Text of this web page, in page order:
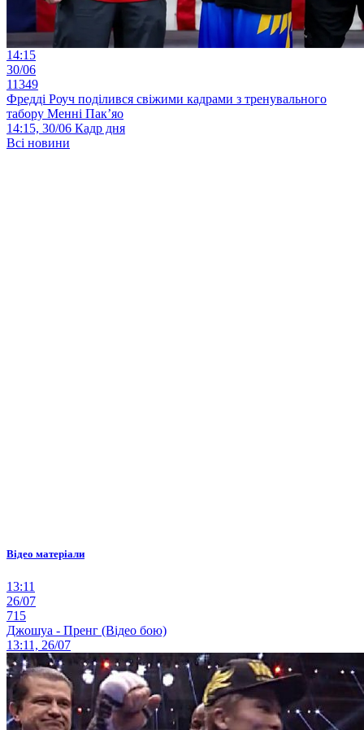
14:15
30/06
11349
Фредді Роуч поділився свіжими кадрами з тренувального
табору Менні Пак’яо
14:15, 30/06 Кадр дня
Всі новини
Відео матеріали
13:11
26/07
715
Джошуа - Пренг (Відео бою)
13:11, 26/07